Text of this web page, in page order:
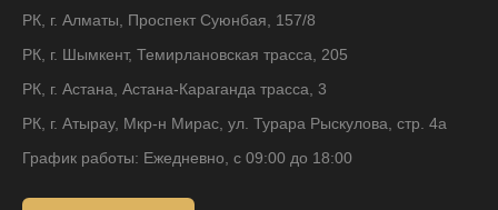
РК, г. Алматы, Проспект Суюнбая, 157/8
РК, г. Шымкент, Темирлановская трасса, 205
РК, г. Астана, Астана-Караганда трасса, 3
РК, г. Атырау, Мкр-н Мирас, ул. Турара Рыскулова, стр. 4а
График работы: Ежедневно, с 09:00 до 18:00